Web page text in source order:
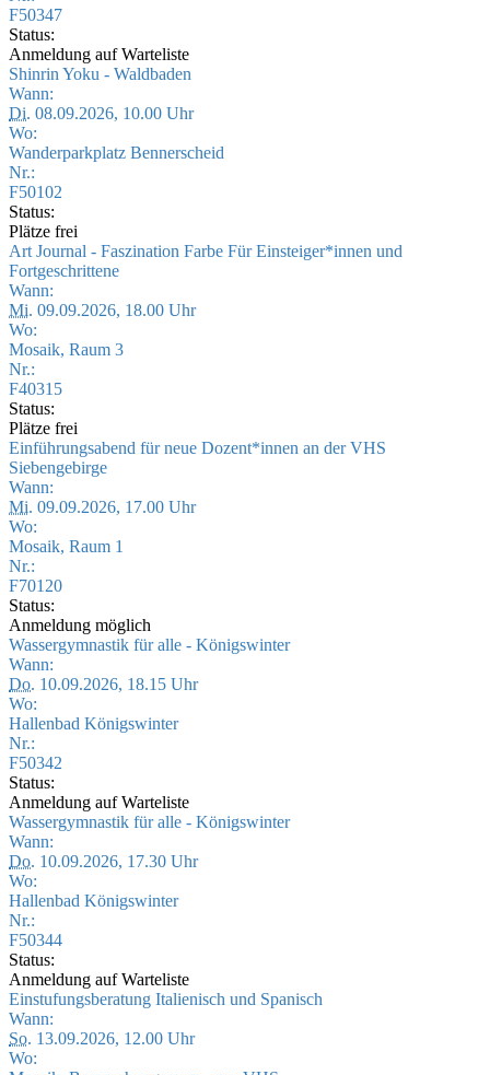
F50347
Status:
Anmeldung auf Warteliste
Shinrin Yoku - Waldbaden
Wann:
Di. 08.09.2026, 10.00 Uhr
Wo:
Wanderparkplatz Bennerscheid
Nr.:
F50102
Status:
Plätze frei
Art Journal - Faszination Farbe Für Einsteiger*innen und
Fortgeschrittene
Wann:
Mi. 09.09.2026, 18.00 Uhr
Wo:
Mosaik, Raum 3
Nr.:
F40315
Status:
Plätze frei
Einführungsabend für neue Dozent*innen an der VHS
Siebengebirge
Wann:
Mi. 09.09.2026, 17.00 Uhr
Wo:
Mosaik, Raum 1
Nr.:
F70120
Status:
Anmeldung möglich
Wassergymnastik für alle - Königswinter
Wann:
Do. 10.09.2026, 18.15 Uhr
Wo:
Hallenbad Königswinter
Nr.:
F50342
Status:
Anmeldung auf Warteliste
Wassergymnastik für alle - Königswinter
Wann:
Do. 10.09.2026, 17.30 Uhr
Wo:
Hallenbad Königswinter
Nr.:
F50344
Status:
Anmeldung auf Warteliste
Einstufungsberatung Italienisch und Spanisch
Wann:
So. 13.09.2026, 12.00 Uhr
Wo: